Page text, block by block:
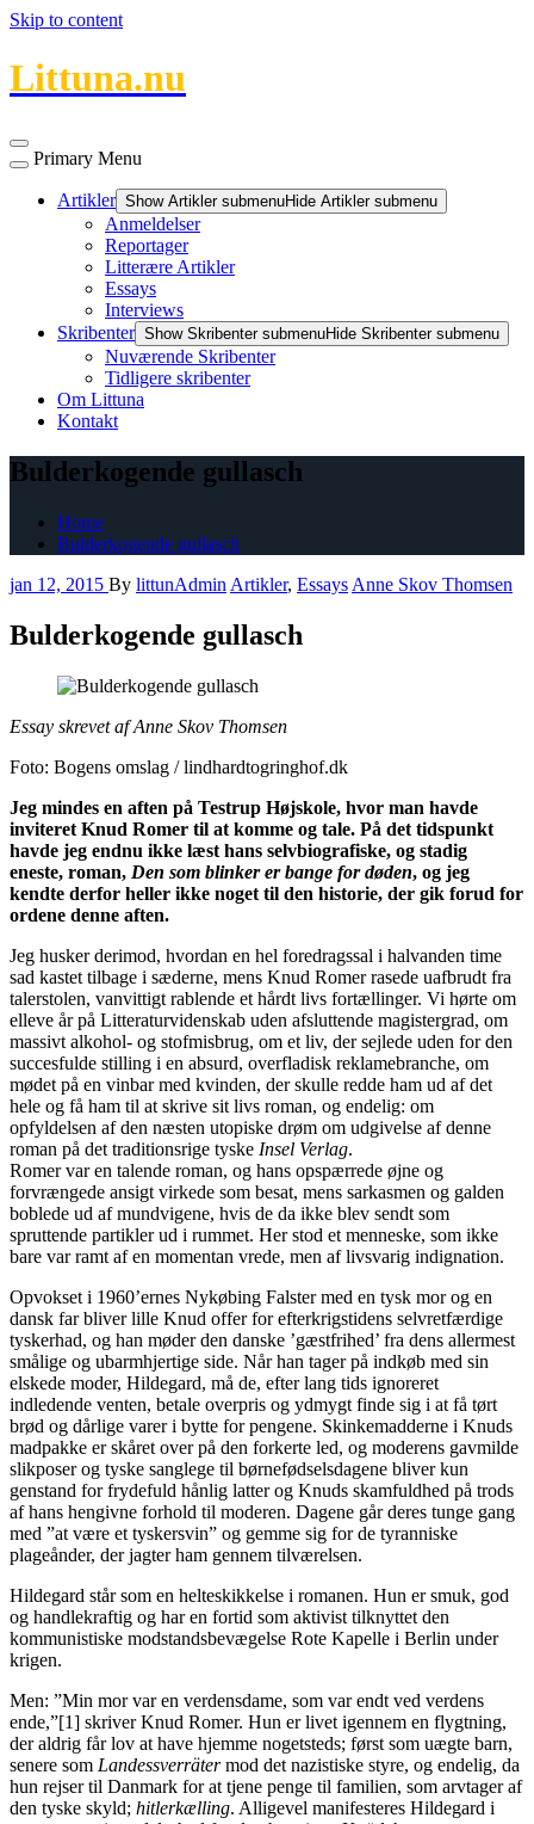
Skip to content
Littuna.nu
Primary Menu
Artikler Show Artikler submenuHide Artikler submenu
Anmeldelser
Reportager
Litterære Artikler
Essays
Interviews
Skribenter Show Skribenter submenuHide Skribenter submenu
Nuværende Skribenter
Tidligere skribenter
Om Littuna
Kontakt
Bulderkogende gullasch
Home
Bulderkogende gullasch
jan 12, 2015 By littunAdmin Artikler, Essays Anne Skov Thomsen
Bulderkogende gullasch
Essay skrevet af Anne Skov Thomsen
Foto: Bogens omslag / lindhardtogringhof.dk
Jeg mindes en aften på Testrup Højskole, hvor man havde
inviteret Knud Romer til at komme og tale. På det tidspunkt
havde jeg endnu ikke læst hans selvbiografiske, og stadig
eneste, roman, Den som blinker er bange for døden, og jeg
kendte derfor heller ikke noget til den historie, der gik forud for
ordene denne aften.
Jeg husker derimod, hvordan en hel foredragssal i halvanden time
sad kastet tilbage i sæderne, mens Knud Romer rasede uafbrudt fra
talerstolen, vanvittigt rablende et hårdt livs fortællinger. Vi hørte om
elleve år på Litteraturvidenskab uden afsluttende magistergrad, om
massivt alkohol- og stofmisbrug, om et liv, der sejlede uden for den
succesfulde stilling i en absurd, overfladisk reklamebranche, om
mødet på en vinbar med kvinden, der skulle redde ham ud af det
hele og få ham til at skrive sit livs roman, og endelig: om
opfyldelsen af den næsten utopiske drøm om udgivelse af denne
roman på det traditionsrige tyske Insel Verlag.
Romer var en talende roman, og hans opspærrede øjne og
forvrængede ansigt virkede som besat, mens sarkasmen og galden
boblede ud af mundvigene, hvis de da ikke blev sendt som
spruttende partikler ud i rummet. Her stod et menneske, som ikke
bare var ramt af en momentan vrede, men af livsvarig indignation.
Opvokset i 1960’ernes Nykøbing Falster med en tysk mor og en
dansk far bliver lille Knud offer for efterkrigstidens selvretfærdige
tyskerhad, og han møder den danske ’gæstfrihed’ fra dens allermest
smålige og ubarmhjertige side. Når han tager på indkøb med sin
elskede moder, Hildegard, må de, efter lang tids ignoreret
indledende venten, betale overpris og ydmygt finde sig i at få tørt
brød og dårlige varer i bytte for pengene. Skinkemadderne i Knuds
madpakke er skåret over på den forkerte led, og moderens gavmilde
slikposer og tyske sanglege til børnefødselsdagene bliver kun
genstand for frydefuld hånlig latter og Knuds skamfuldhed på trods
af hans hengivne forhold til moderen. Dagene går deres tunge gang
med ”at være et tyskersvin” og gemme sig for de tyranniske
plageånder, der jagter ham gennem tilværelsen.
Hildegard står som en helteskikkelse i romanen. Hun er smuk, god
og handlekraftig og har en fortid som aktivist tilknyttet den
kommunistiske modstandsbevægelse Rote Kapelle i Berlin under
krigen.
Men: ”Min mor var en verdensdame, som var endt ved verdens
ende,”[1] skriver Knud Romer. Hun er livet igennem en flygtning,
der aldrig får lov at have hjemme nogetsteds; først som uægte barn,
senere som Landessverrätermod det nazistiske styre, og endelig, da
hun rejser til Danmark for at tjene penge til familien, som arvtager af
den tyske skyld; hitlerkælling. Alligevel manifesteres Hildegard i